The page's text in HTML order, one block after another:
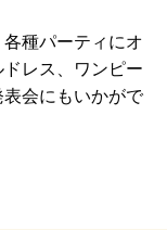
種パーティにオ
レス、ワンピー
会にもいかがで